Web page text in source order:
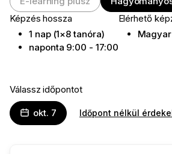
Képzés hossza
1 nap (1×8 tanóra)
naponta 9:00 - 17:00
Elérhető
Magyar
Válassz időpontot
okt. 7 Időpont nélkül